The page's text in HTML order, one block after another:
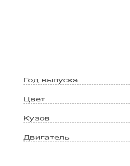
Год выпуска
Цвет
Кузов
Двигатель